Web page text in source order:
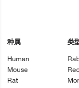
种属
Human
Mouse
Rat
类